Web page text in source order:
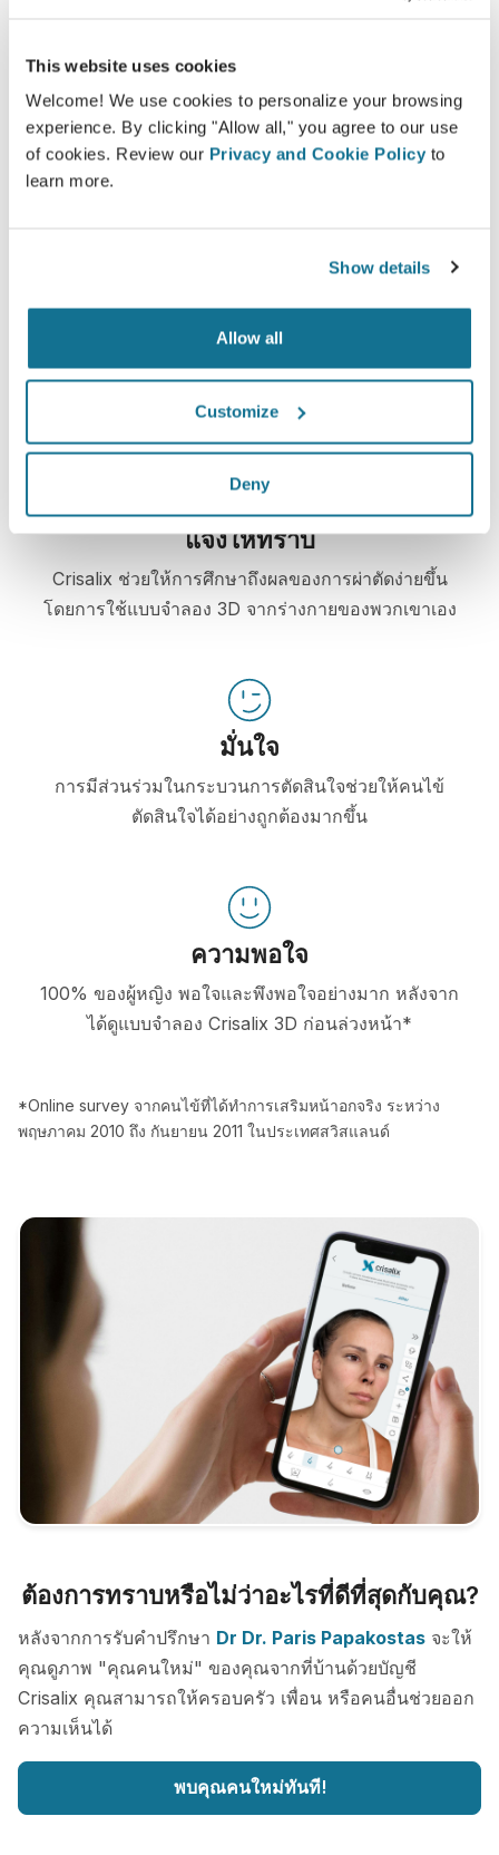
This website uses cookies
Welcome! We use cookies to personalize your browsing
experience. By clicking "Allow all," you agree to our use
of cookies. Review our Privacy and Cookie Policy to
learn more.
Show details
Allow all
Customize
Deny
พบคุณคนใหม่ทันที!
เพิ่มระดับความเอาใจใส่ของคนไข้
ความสัมพันธ์ระหว่างกันและกัน
แจ้งให้ทราบ
Crisalix ช่วยให้การศึกษาถึงผลของการผ่าตัดง่ายขึ้น
โดยการใช้แบบจำลอง 3D จากร่างกายของพวกเขาเอง
มั่นใจ
การมีส่วนร่วมในกระบวนการตัดสินใจช่วยให้คนไข้
ตัดสินใจได้อย่างถูกต้องมากขึ้น
ความพอใจ
100% ของผู้หญิง พอใจและพึงพอใจอย่างมาก หลังจาก
ได้ดูแบบจำลอง Crisalix 3D ก่อนล่วงหน้า*
*Online survey จากคนไข้ที่ได้ทำการเสริมหน้าอกจริง ระหว่าง
พฤษภาคม 2010 ถึง กันยายน 2011 ในประเทศสวิสแลนด์
ต้องการทราบหรือไม่ว่าอะไรที่ดีที่สุดกับคุณ?
หลังจากการรับคำปรึกษา Dr Dr. Paris Papakostas จะให้
คุณดูภาพ "คุณคนใหม่" ของคุณจากที่บ้านด้วยบัญชี
Crisalix คุณสามารถให้ครอบครัว เพื่อน หรือคนอื่นช่วยออก
ความเห็นได้
พบคุณคนใหม่ทันที!